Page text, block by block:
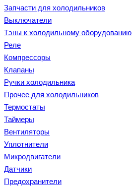
Запчасти для холодильников
Выключатели
Тэны к холодильному оборудованию
Реле
Компрессоры
Клапаны
Ручки холодильника
Прочее для холодильников
Термостаты
Таймеры
Вентиляторы
Уплотнители
Микродвигатели
Датчики
Предохранители